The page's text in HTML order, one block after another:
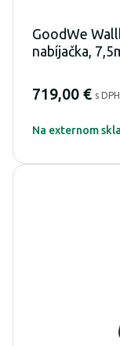
GoodWe
nabíjačka,
719,00 € s DPH
Na externom